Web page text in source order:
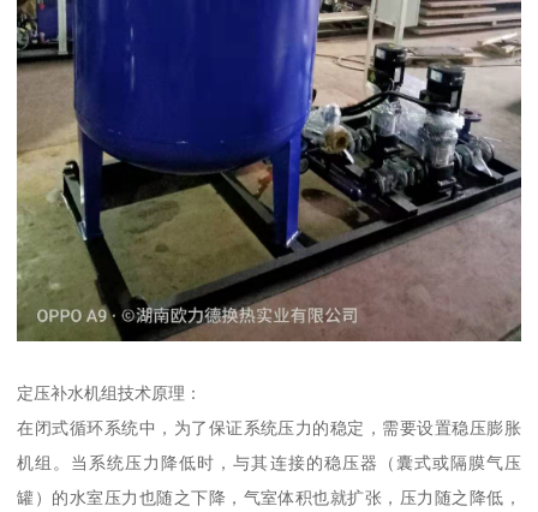
定压补水机组技术原理：
在闭式循环系统中，为了保证系统压力的稳定，需要设置稳压膨胀
机组。当系统压力降低时，与其连接的稳压器（囊式或隔膜气压
罐）的水室压力也随之下降，气室体积也就扩张，压力随之降低，